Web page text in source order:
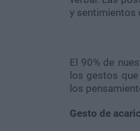
y sentimientos
El 90% de
los gestos
los
Gesto de